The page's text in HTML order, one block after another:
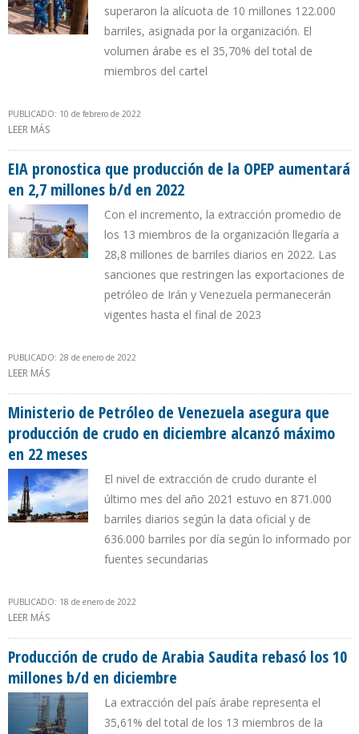
superaron la alícuota de 10 millones 122.000
barriles, asignada por la organización. El
volumen árabe es el 35,70% del total de
miembros del cartel
PUBLICADO: 10 de febrero de 2022
LEER MÁS
EIA pronostica que producción de la OPEP aumentará
en 2,7 millones b/d en 2022
Con el incremento, la extracción promedio de
los 13 miembros de la organización llegaría a
28,8 millones de barriles diarios en 2022. Las
sanciones que restringen las exportaciones de
petróleo de Irán y Venezuela permanecerán
vigentes hasta el final de 2023
PUBLICADO: 28 de enero de 2022
LEER MÁS
Ministerio de Petróleo de Venezuela asegura que
producción de crudo en diciembre alcanzó máximo
en 22 meses
El nivel de extracción de crudo durante el
último mes del año 2021 estuvo en 871.000
barriles diarios según la data oficial y de
636.000 barriles por día según lo informado por
fuentes secundarias
PUBLICADO: 18 de enero de 2022
LEER MÁS
MESES
Producción de crudo de Arabia Saudita rebasó los 10
millones b/d en diciembre
La extracción del país árabe representa el
35,61% del total de los 13 miembros de la